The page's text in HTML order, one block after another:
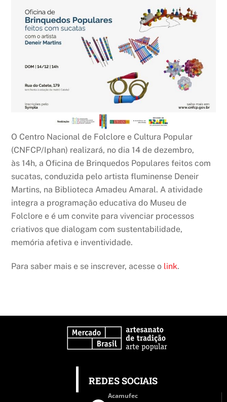
O Centro Nacional de Folclore e Cultura Popular
(CNFCP/Iphan) realizará, no dia 14 de dezembro,
às 14h, a Oficina de Brinquedos Populares feitos com
sucatas, conduzida pelo artista fluminense Deneir
Martins, na Biblioteca Amadeu Amaral. A atividade
integra a programação educativa do Museu de
Folclore e é um convite para vivenciar processos
criativos que dialogam com sustentabilidade,
memória afetiva e inventividade.
Para saber mais e se inscrever, acesse o link.
REDES SOCIAIS
Acamufec